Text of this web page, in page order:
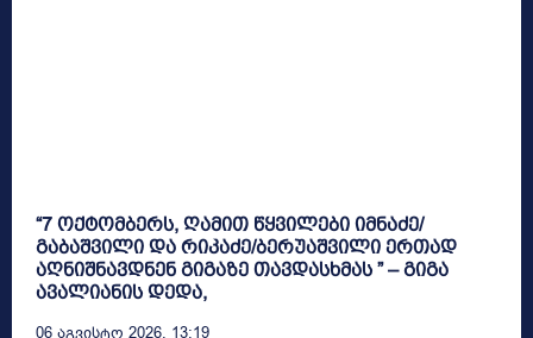
“7 ოქტომბერს, ღამით წყვილები იმნაძე/
გაბაშვილი და რიკაძე/ბერუაშვილი ერთად
აღნიშნავდნენ გიგაზე თავდასხმას ” – გიგა
ავალიანის დედა,
06 Აგვისტო 2026, 13:19